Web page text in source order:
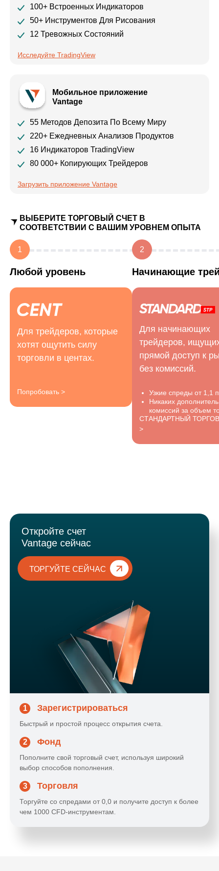
100+ Встроенных Индикаторов
50+ Инструментов Для Рисования
12 Тревожных Состояний
Исследуйте TradingView
Мобильное приложение
Vantage
55 Методов Депозита По Всему Миру
220+ Ежедневных Анализов Продуктов
16 Индикаторов TradingView
80 000+ Копирующих Трейдеров
Загрузить приложение Vantage
ВЫБЕРИТЕ ТОРГОВЫЙ СЧЕТ В
СООТВЕТСТВИИ С ВАШИМ УРОВНЕМ ОПЫТА
1
Любой уровень
Для трейдеров, которые
хотят ощутить силу
торговли в центах.
Попробовать >
2
Начинающие
Для начинающих
трейдеров,
прямой доступ к
без комиссий.
Узкие спреды от 1,1
Никаких
комиссий за объем
СТАНДАРТНЫЙ
>
Откройте счет
Vantage сейчас
ТОРГУЙТЕ СЕЙЧАС
1 Зарегистрироваться
Быстрый и простой процесс открытия счета.
2 Фонд
Пополните свой торговый счет, используя широкий
выбор способов пополнения.
3 Торговля
Торгуйте со спредами от 0,0 и получите доступ к более
чем 1000 CFD-инструментам.